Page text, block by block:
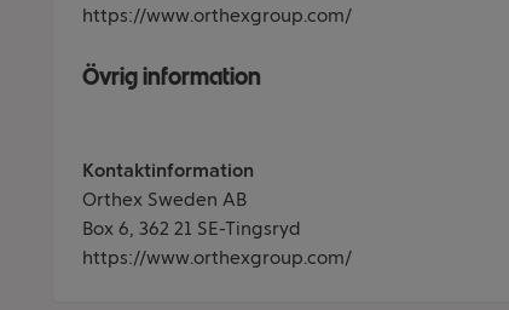
https://www.orthexgroup.com/
Övrig information
Kontaktinformation
Orthex Sweden AB
Box 6, 362 21 SE-Tingsryd
https://www.orthexgroup.com/